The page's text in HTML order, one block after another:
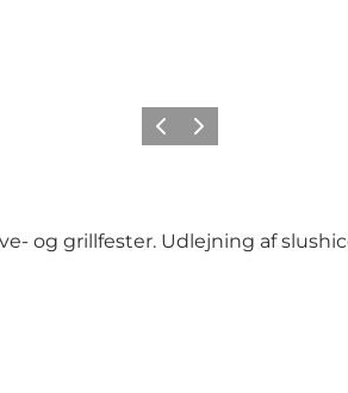
ForrigeNeste
og grillfester. Udlejning af